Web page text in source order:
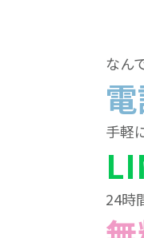
なん
手軽
24時